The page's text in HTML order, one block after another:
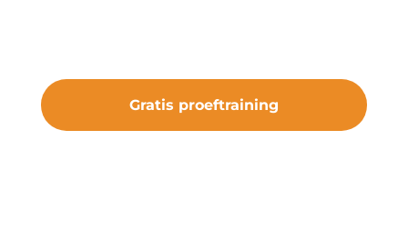
Gratis proeftraining